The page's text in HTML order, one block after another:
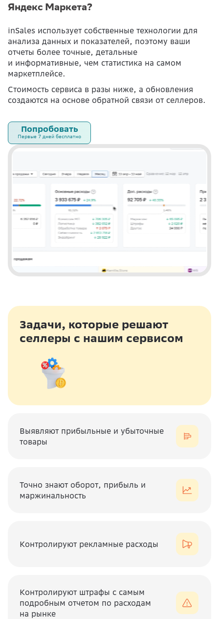
Яндекс Маркета?
inSales использует собственные технологии для
анализа данных и показателей, поэтому ваши
отчеты более точные, детальные
и информативные, чем статистика на самом
маркетплейсе.
Стоимость сервиса в разы ниже, а обновления
создаются на основе обратной связи от селлеров.
Попробовать
Первые 7 дней бесплатно
Задачи, которые решают
селлеры с нашим сервисом
Выявляют прибыльные и убыточные
товары
Точно знают оборот, прибыль и
маржинальность
Контролируют рекламные расходы
Контролируют штрафы с самым
подробным отчетом по расходам
на рынке